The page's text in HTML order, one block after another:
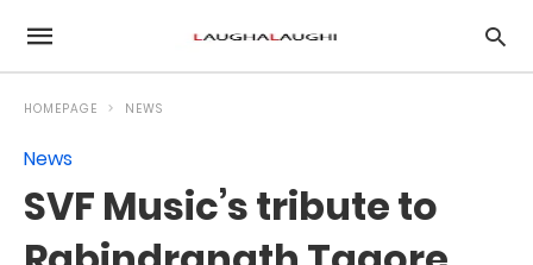
HOMEPAGE NEWS
News
SVF Music’s tribute to